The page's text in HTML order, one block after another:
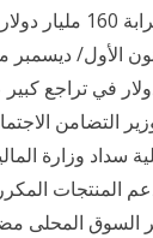
عن اول موازنة لها
2017 عجزا بنحو 52,8
التضامن
النفط دعم المنتجات
المحلى